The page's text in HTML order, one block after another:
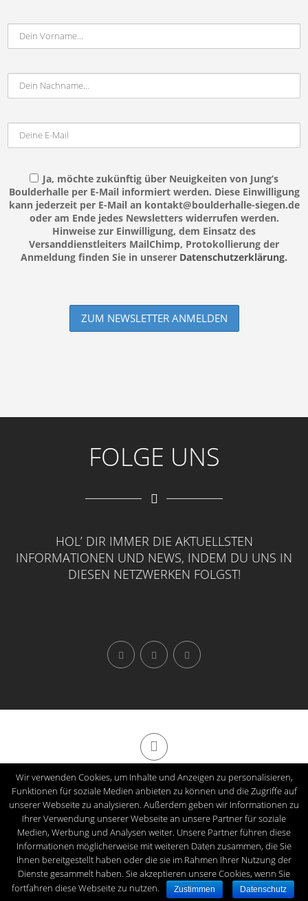
Ja, möchte zukünftig über Neuigkeiten von Jung’s
Boulderhalle per E-Mail informiert werden. Diese Einwilligung
kann jederzeit per E-Mail an kontakt@boulderhalle-siegen.de
oder am Ende jedes Newsletters widerrufen werden.
Hinweise zur Einwilligung, dem Einsatz des
Versanddienstleiters MailChimp, Protokollierung der
Anmeldung finden Sie in unserer Datenschutzerklärung.
FOLGE UNS
HOL’ DIR IMMER DIE AKTUELLSTEN
INFORMATIONEN UND NEWS, INDEM DU UNS IN
DIESEN NETZWERKEN FOLGST!
Made with in Siegen
Impressum|Datenschutz
Bismarckstr. 81, 57076 Siegen
© Copyright 2022 Jung Climbing GbR. All rights reserved.
Wir verwenden Cookies, um Inhalte und Anzeigen zu personalisieren,
Funktionen für soziale Medien anbieten zu können und die Zugriffe auf
unserer Webseite zu analysieren. Außerdem geben wir Informationen zu
Ihrer Verwendung unserer Webseite an unsere Partner für soziale
Medien, Werbung und Analysen weiter. Unsere Partner führen diese
Informationen möglicherweise mit weiteren Daten zusammen, die Sie
Ihnen bereitgestellt haben oder die sie im Rahmen Ihrer Nutzung der
Dienste gesammelt haben. Sie akzeptieren unsere Cookies, wenn Sie
fortfahren diese Webseite zu nutzen.
Zustimmen Datenschutz